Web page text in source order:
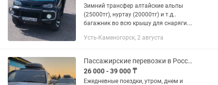
Зимний трансфер алтайские альпы
(25000тг), нуртау (20000тг) и т.д..
багажник во всю крышу для снаряги.
Трансфер на минивэне 4WD. Авто туры,
Усть-Каменогорск, 2 августа
Пассажирские перевозки в Россию и Казахстан
26 000 - 39 000 ₸
Ежедневные поездки, утром, днем и